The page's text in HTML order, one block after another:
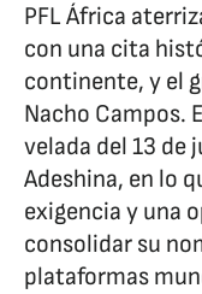
PFL África
con una cita
continente, y el
Nacho Campos.
velada del 13 de
Adeshina, en lo
exigencia y una
consolidar su
plataformas